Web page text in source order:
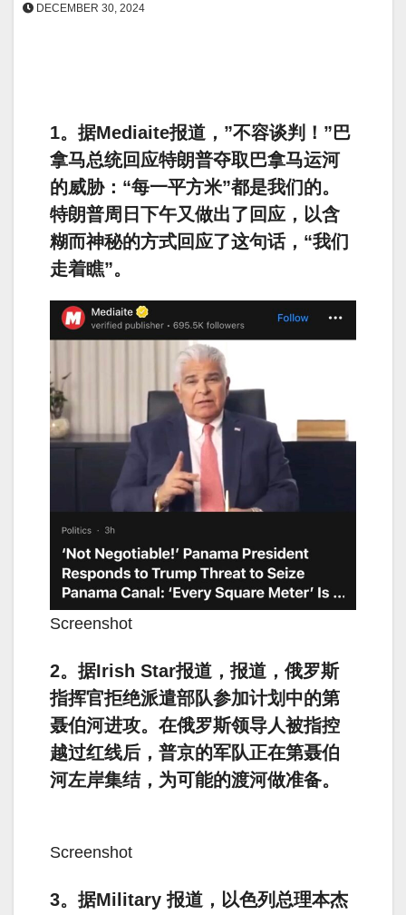
DECEMBER 30, 2024
1。据Mediaite报道，”不容谈判！”巴
拿马总统回应特朗普夺取巴拿马运河
的威胁：“每一平方米”都是我们的。
特朗普周日下午又做出了回应，以含
糊而神秘的方式回应了这句话，“我们
走着瞧”。
Screenshot
2。据Irish Star报道，报道，俄罗斯
指挥官拒绝派遣部队参加计划中的第
聂伯河进攻。在俄罗斯领导人被指控
越过红线后，普京的军队正在第聂伯
河左岸集结，为可能的渡河做准备。
Screenshot
3。据Military 报道，以色列总理本杰